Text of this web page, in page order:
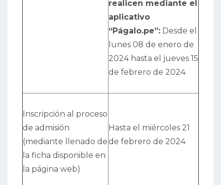
realicen mediante el
aplicativo
“Págalo.pe”: Desde el
lunes 08 de enero de
2024 hasta el jueves 15
de febrero de 2024
Inscripción al proceso
de admisión
(mediante llenado de
la ficha disponible en
la página web)
Hasta el miércoles 21
de febrero de 2024